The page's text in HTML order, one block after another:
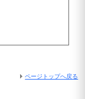
ページトップへ戻る